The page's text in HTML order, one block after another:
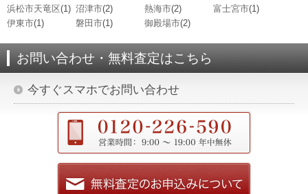
浜松市天竜区(1) 沼津市(2) 熱海市(2) 富士宮市(1)
伊東市(1) 磐田市(1) 御殿場市(2)
お問い合わせ・無料査定はこちら
今すぐスマホでお問い合わせ